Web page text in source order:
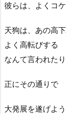
彼らは、よくコ
天狗は、あの高
よく高転びする
なんて言われた
正にその通りで
大発展を遂げよ